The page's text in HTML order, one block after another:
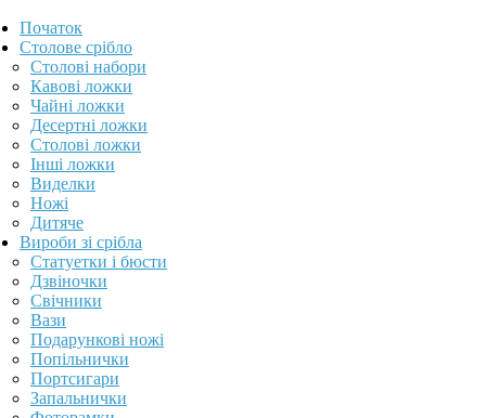
Початок
Столове срібло
Столові набори
Кавові ложки
Чайні ложки
Десертні ложки
Столові ложки
Інші ложки
Виделки
Ножі
Дитяче
Вироби зі срібла
Статуетки і бюсти
Дзвіночки
Свічники
Вази
Подарункові ножі
Попільнички
Портсигари
Запальнички